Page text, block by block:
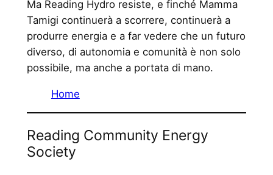
Ma Reading Hydro resiste, e finché Mamma
Tamigi continuerà a scorrere, continuerà a
produrre energia e a far vedere che un futuro
diverso, di autonomia e comunità è non solo
possibile, ma anche a portata di mano.
Home
Reading Community Energy
Society